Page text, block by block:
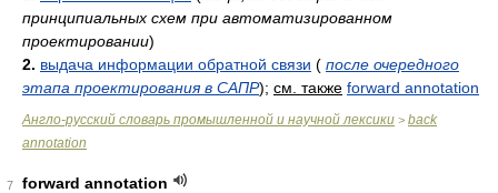
принципиальных схем при автоматизированном
проектировании)
2. выдача информации обратной связи ( после очередного
этапа проектирования в САПР); см. также forward annotation
Англо-русский словарь промышленной и научной лексики > back
annotation
7
forward annotation